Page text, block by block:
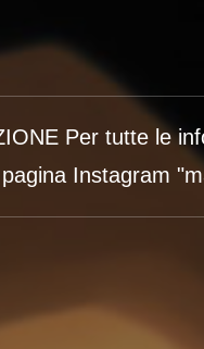
Per tutte le
Instagram